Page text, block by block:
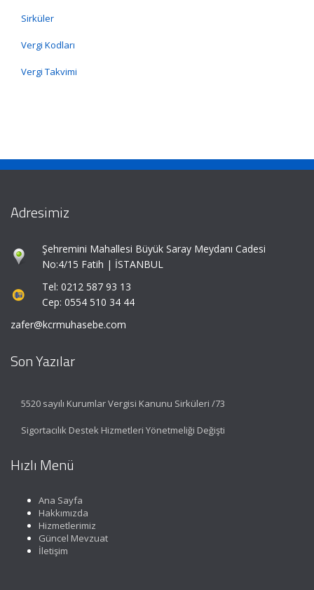
Sirküler
Vergi Kodları
Vergi Takvimi
Adresimiz
Şehremini Mahallesi Büyük Saray Meydanı Cadesi
No:4/15 Fatih | İSTANBUL
Tel: 0212 587 93 13
Cep: 0554 510 34 44
zafer@kcrmuhasebe.com
Son Yazılar
5520 sayılı Kurumlar Vergisi Kanunu Sirküleri /73
Sigortacılık Destek Hizmetleri Yönetmeliği Değişti
Hızlı Menü
Ana Sayfa
Hakkımızda
Hizmetlerimiz
Güncel Mevzuat
İletişim